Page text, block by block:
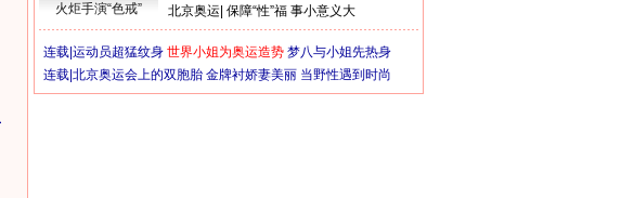
火炬手演“色戒”
北京奥运 保障“性”福 事小意义大
连载| 运动员超猛纹身 世界小姐为奥运造势 梦八与小姐先热身
连载| 北京奥运会上的双胞胎 金牌衬娇妻美丽 当野性遇到时尚